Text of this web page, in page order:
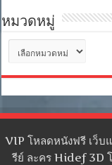
หมวดหมู่
หมู่
VIP โหลดหนังฟรี เว็บ
รีย์ ละคร Hidef 3D